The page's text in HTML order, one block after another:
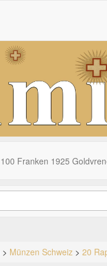
100 Franken 1925
> Münzen Schweiz > 20